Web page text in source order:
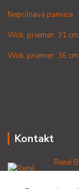
Nepriľnavá panvica
Wok, priemer: 31 cm
Wok, priemer: 36 cm
Kontakt
René